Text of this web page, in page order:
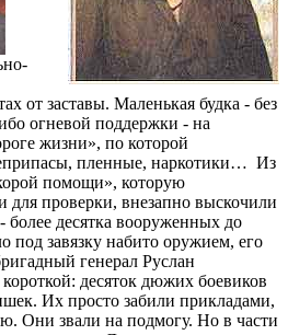
от заставы. Маленькая будка - без
огневой поддержки - на
жизни», по которой
пленные, наркотики… Из
помощи», которую
для проверки, внезапно выскочили
десятка вооруженных до
под завязку набито оружием, его
генерал Руслан
десяток дюжих боевиков
Их просто забили прикладами,
Они звали на подмогу. Но в части